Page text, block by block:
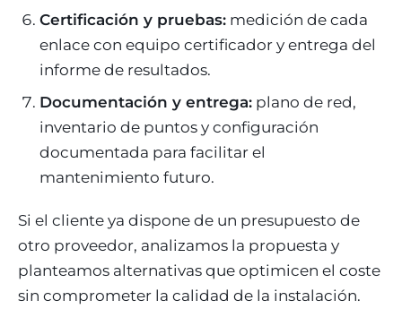
Certificación y pruebas: medición de cada
enlace con equipo certificador y entrega del
informe de resultados.
Documentación y entrega: plano de red,
inventario de puntos y configuración
documentada para facilitar el
mantenimiento futuro.
Si el cliente ya dispone de un presupuesto de
otro proveedor, analizamos la propuesta y
planteamos alternativas que optimicen el coste
sin comprometer la calidad de la instalación.